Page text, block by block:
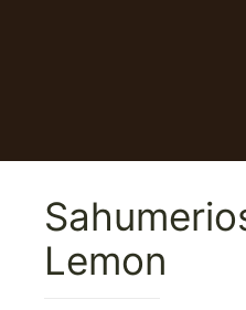
Lemon